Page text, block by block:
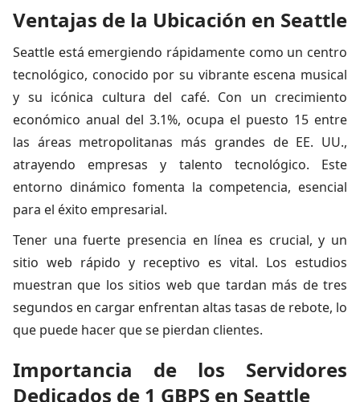
Ventajas de la Ubicación en Seattle
Seattle está emergiendo rápidamente como un centro
tecnológico, conocido por su vibrante escena musical
y su icónica cultura del café. Con un crecimiento
económico anual del 3.1%, ocupa el puesto 15 entre
las áreas metropolitanas más grandes de EE. UU.,
atrayendo empresas y talento tecnológico. Este
entorno dinámico fomenta la competencia, esencial
para el éxito empresarial.
Tener una fuerte presencia en línea es crucial, y un
sitio web rápido y receptivo es vital. Los estudios
muestran que los sitios web que tardan más de tres
segundos en cargar enfrentan altas tasas de rebote, lo
que puede hacer que se pierdan clientes.
Importancia de los Servidores
Dedicados de 1 GBPS en Seattle